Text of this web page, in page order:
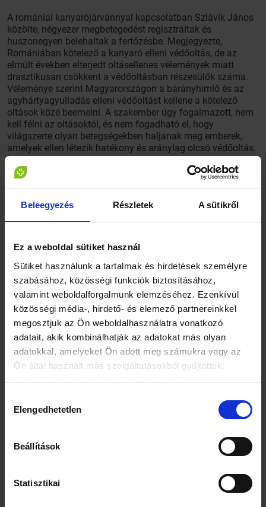
Beleegyezés Részletek A sütikről
Ez a weboldal sütiket használ
Sütiket használunk a tartalmak és hirdetések személyre
szabásához, közösségi funkciók biztosításához,
valamint weboldalforgalmunk elemzéséhez. Ezenkívül
közösségi média-, hirdető- és elemező partnereinkkel
megosztjuk az Ön weboldalhasználatra vonatkozó
adatait, akik kombinálhatják az adatokat más olyan
adatokkal, amelyeket Ön adott meg számukra vagy az
Ön által használt más szolgáltatásokból gyűjtöttek.
Az adatkezelési tájékoztató elérhető itt.
kiválasztása
Elengedhetetlen
Beállítások
Statisztikai
A romániai kanyarójárvánnyal kapcsolatban Szlávik János
közölte, négyezer megbetegedést regisztráltak és
huszonegyen belehaltak a fertőzésbe. Megjegyezte,
Romániában kötelező a kanyaró elleni védőoltás, de az
elmúlt években elterjedt oltásellenes vélemények miatt
drasztikusan csökkent a védőoltásban részesülők száma.
Véleménye szerint Magyarországon a bárányhimlő és az
agyhártyagyulladás elleni védőoltást kellene a kötelező
oltások közé beemelni. A szakember úgy fogalmazott, nem
kell félni az oltásoktól, és nem fogadható el, hogy
világszerte olyan betegségekben haljanak meg emberek,
amelyek ellen létezik hatékony és aránylag olcsó védőoltás.
„Azt kell megérteni – hangsúlyozta –, hogy a beoltottak
nemcsak önmagukat, hanem a szűkebb és tágabb
közösséget is védik az egyébként legyőzhető fertőző
amennyiben létezik egyáltalán gyógymód az adott
fertőzésre, nagyságrendekkel bonyolultabb, megterhelőbb
A védőoltások átütő sikere azonban kétélű fegyver: az
egykor pusztító kórok visszaszorulása azzal járt együtt,
megkérdőjelezték az oltás hasznosságát,
biztonságosságát. Ennek a felejtésnek és tudatlanságnak
tudományos megalapozottság nélkül tesz olyan állításokat,
amelyekkel sok ember életét, egészségét sodorja veszélybe.